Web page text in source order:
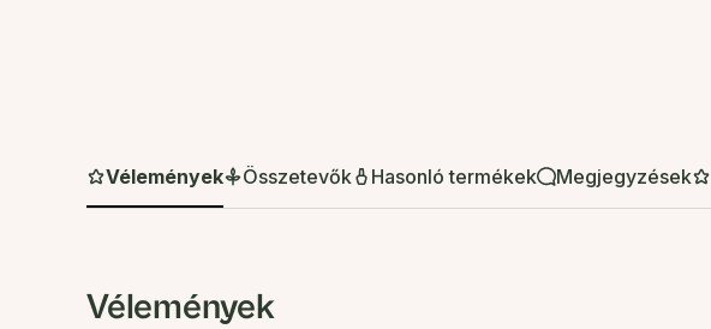
Vélemények Összetevők Hasonló termékek Megjegyzések
Vélemények